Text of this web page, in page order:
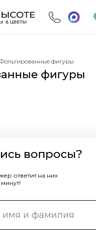
фигуры
фигуры
вопросы?
ответит на них